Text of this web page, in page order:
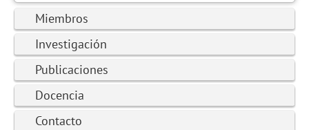
Miembros
Investigación
Publicaciones
Docencia
Contacto